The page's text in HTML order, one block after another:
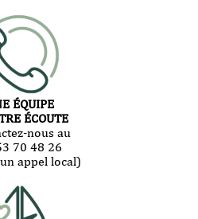
ÉQUIPE
ÉCOUTE
nous au
70 48 26
appel local)